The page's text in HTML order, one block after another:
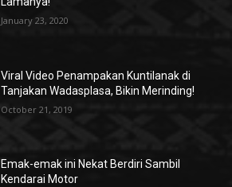
January 23, 2020
Viral Video Penampakan Kuntilanak di
Tanjakan Wadasplasa, Bikin Merinding!
October 21, 2019
Emak-emak ini Nekat Berdiri Sambil
Kendarai Motor